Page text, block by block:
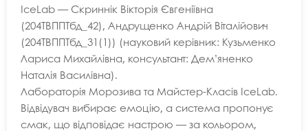
IceLab — Скриннік Вікторія Євгеніївна
(204ТВППТбд_42), Андрущенко Андрій Віталійович
(204ТВППТбд_31(1)) (науковий керівник: Кузьменко
Лариса Михайлівна, консультант: Дем’яненко
Наталія Василівна).
Лабораторія Морозива та Майстер-Класів IceLab.
Відвідувач вибирає емоцію, а система пропонує
смак, що відповідає настрою — за кольором,